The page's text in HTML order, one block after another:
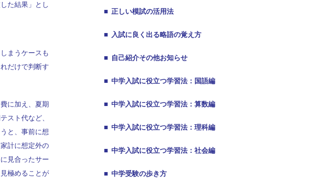
た結果」とし
まうケースも
だけで判断す
に加え、夏期
スト代など、
と、事前に想
計に想定外の
見合ったサー
極めることが
■ 正しい模試の活用法
■ 入試に良く出る略語の覚え方
■ 自己紹介その他お知らせ
■ 中学入試に役立つ学習法：国語編
■ 中学入試に役立つ学習法：算数編
■ 中学入試に役立つ学習法：理科編
■ 中学入試に役立つ学習法：社会編
■ 中学受験の歩き方